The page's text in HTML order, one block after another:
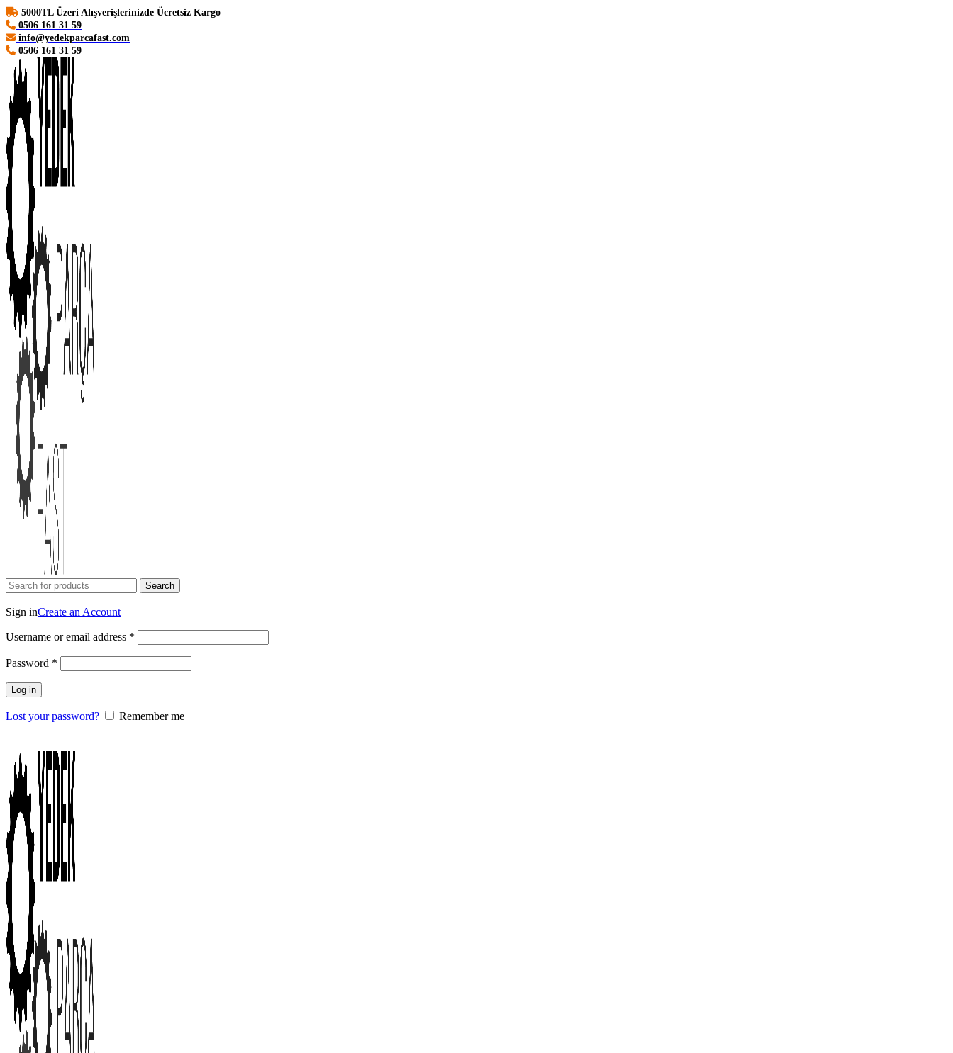
5000TL Üzeri Alışverişlerinizde Ücretsiz Kargo
0506 161 31 59
info@yedekparcafast.com
0506 161 31 59
Search
Sign inCreate an Account
Username or email address *
Password *
Log in
Lost your password?
Remember me